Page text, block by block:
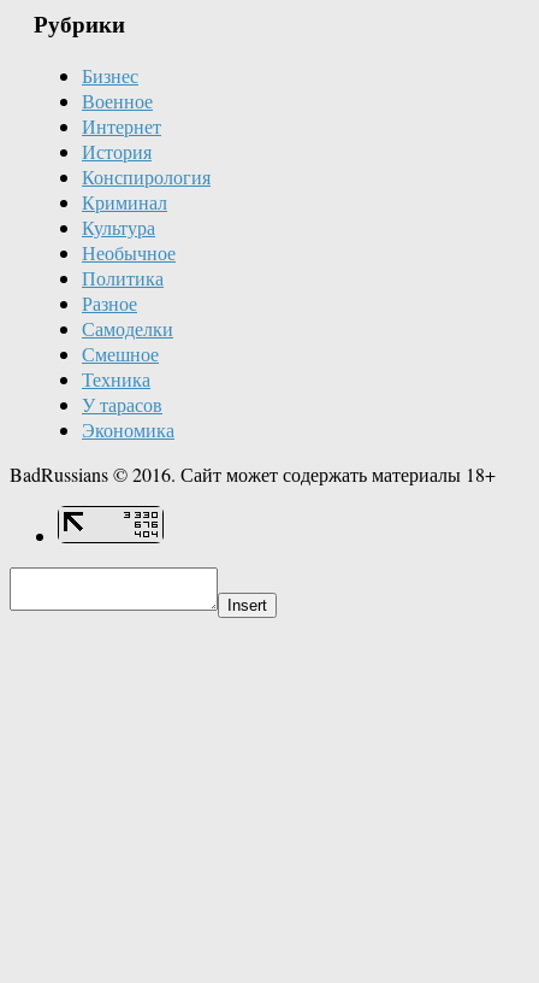
Рубрики
Бизнес
Военное
Интернет
История
Конспирология
Криминал
Культура
Необычное
Политика
Разное
Самоделки
Смешное
Техника
У тарасов
Экономика
BadRussians © 2016. Сайт может содержать материалы 18+
Insert